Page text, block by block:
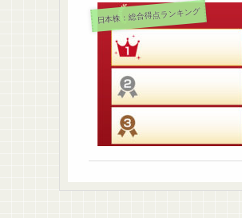
日本株：総合得点ランキング